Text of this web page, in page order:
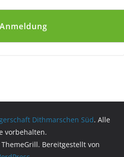
Dithmarschen Süd. Alle
vorbehalten.
Bereitgestellt von